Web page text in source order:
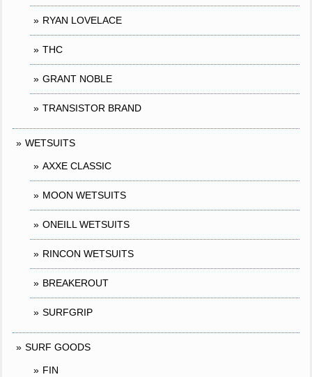
RYAN LOVELACE
THC
GRANT NOBLE
TRANSISTOR BRAND
WETSUITS
AXXE CLASSIC
MOON WETSUITS
ONEILL WETSUITS
RINCON WETSUITS
BREAKEROUT
SURFGRIP
SURF GOODS
FIN